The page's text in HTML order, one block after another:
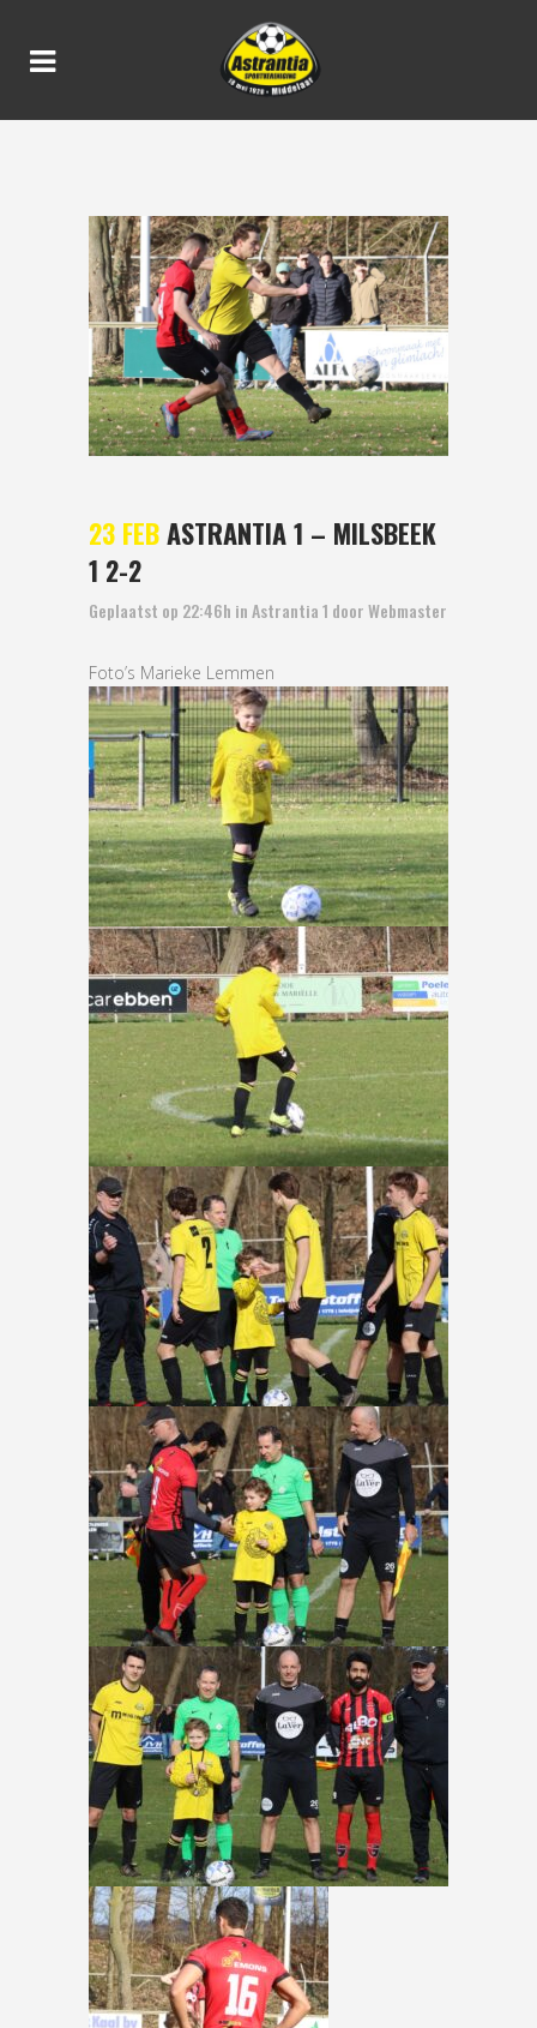
23 FEBASTRANTIA 1 – MILSBEEK
1 2-2
Geplaatst op 22:46h inAstrantia 1 doorWebmaster
Foto’s Marieke Lemmen